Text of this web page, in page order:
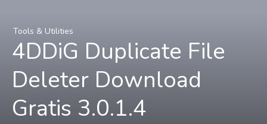
Tools & Utilities
4DDiG Duplicate File
Deleter Download
Gratis 3.0.1.4